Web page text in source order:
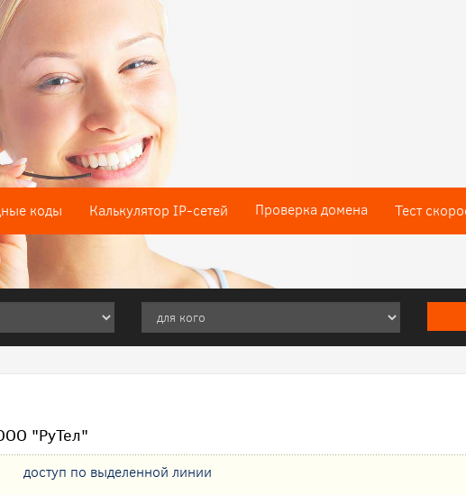
коды Калькулятор IP-сетей Проверка домена Тест
"РуТел"
доступ по выделенной линии